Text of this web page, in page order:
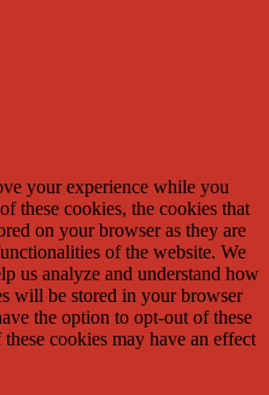
your experience while you
these cookies, the cookies that
on your browser as they are
of the website. We
us analyze and understand how
will be stored in your browser
the option to opt-out of these
cookies may have an effect